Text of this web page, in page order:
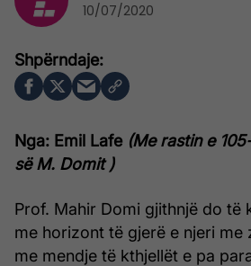
Nga: Emil Lafe (Me rastin e
së M. Domit )
Prof. Mahir Domi gjithnjë do të
me horizont të gjerë e njeri me
me mendje të kthjellët e pa
10/07/2020